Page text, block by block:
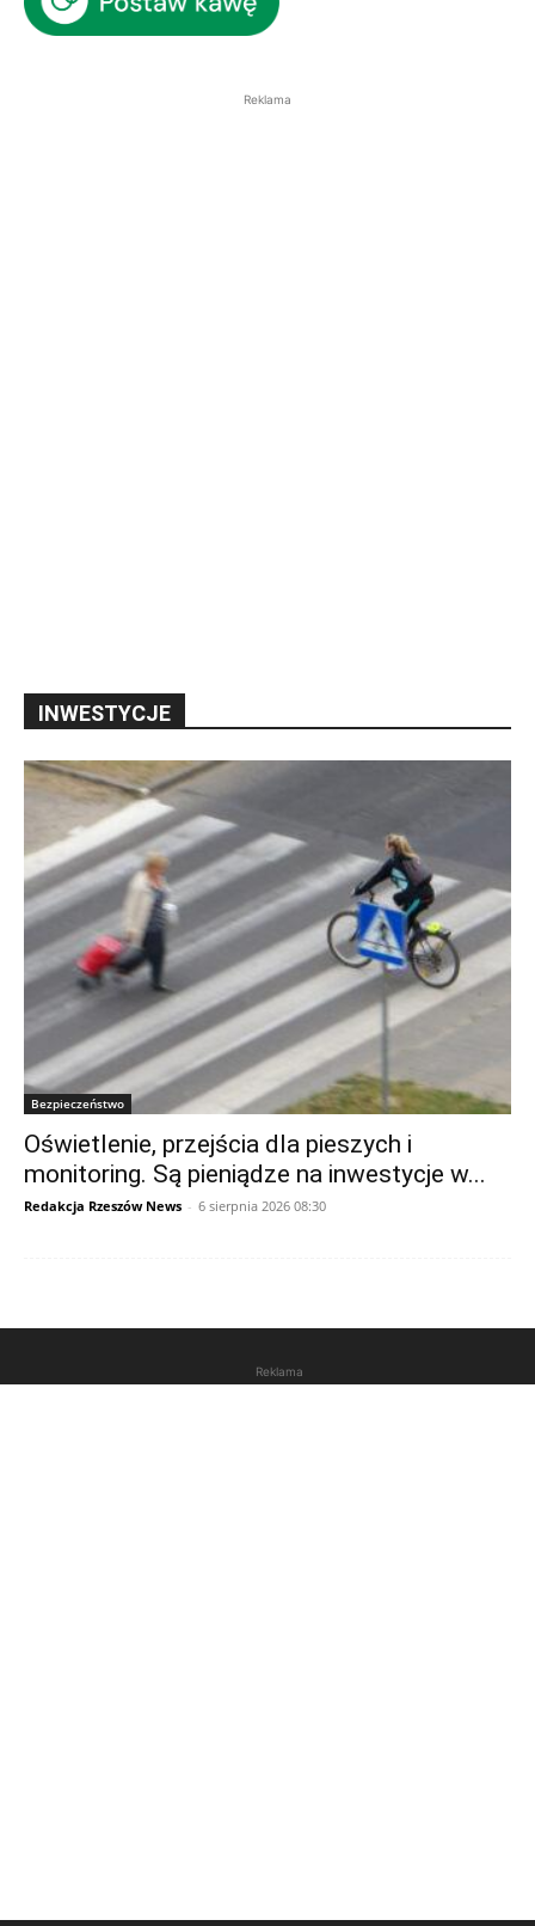
Reklama
INWESTYCJE
Bezpieczeństwo
Oświetlenie, przejścia dla pieszych i
monitoring. Są pieniądze na inwestycje w...
Redakcja Rzeszów News - 6 sierpnia 2026 08:30
Reklama